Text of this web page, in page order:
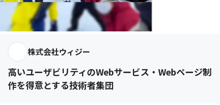
株式会社ウィジー
高いユーザビリティのWebサービス・Webページ制
作を得意とする技術者集団